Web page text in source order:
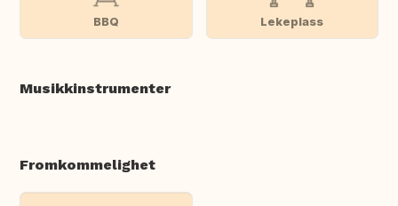
BBQ Lekeplass
Musikkinstrumenter
Fromkommelighet